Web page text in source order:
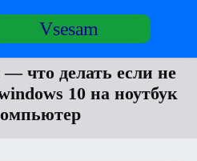
Vsesam
что делать если не
10 на ноутбук